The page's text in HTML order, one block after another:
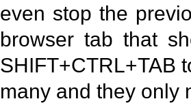
even stop the
browser tab that
SHIFT+CTRL+TAB
many and they only